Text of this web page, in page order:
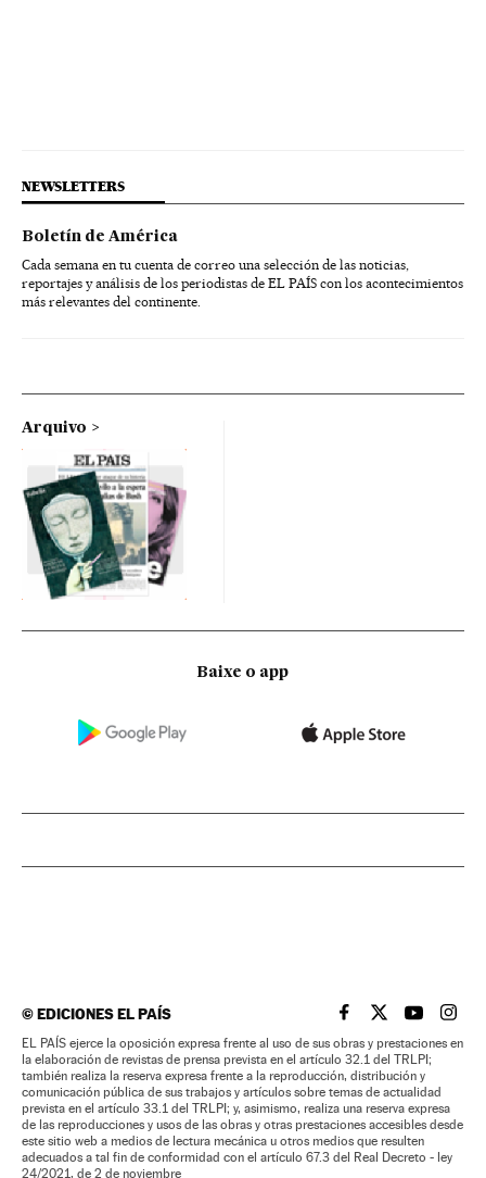
NEWSLETTERS
Boletín de América
Cada semana en tu cuenta de correo una selección de las noticias,
reportajes y análisis de los periodistas de EL PAÍS con los acontecimientos
más relevantes del continente.
Arquivo
Baixe o app
©EDICIONES EL PAÍS EL PAÍS BRASIL EN
EL PAÍSEL PAÍS
EL
EL PAÍS ejerce la oposición expresa frente al uso de sus obras y prestaciones en
la elaboración de revistas de prensa prevista en el artículo 32.1 del TRLPI;
también realiza la reserva expresa frente a la reproducción, distribución y
comunicación pública de sus trabajos y artículos sobre temas de actualidad
prevista en el artículo 33.1 del TRLPI; y, asimismo, realiza una reserva expresa
de las reproducciones y usos de las obras y otras prestaciones accesibles desde
este sitio web a medios de lectura mecánica u otros medios que resulten
adecuados a tal fin de conformidad con el artículo 67.3 del Real Decreto - ley
24/2021, de 2 de noviembre